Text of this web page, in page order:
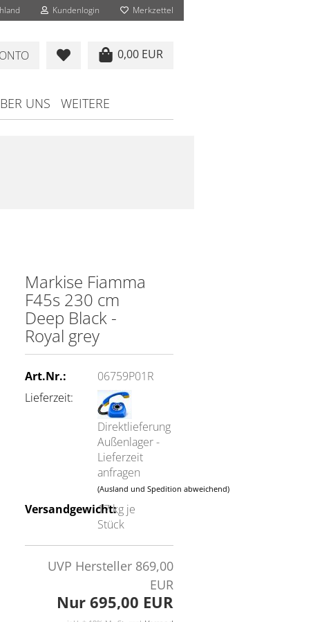
Kundenlogin Merkzettel
0,00 EUR
UNS WEITERE
Markise Fiamma
F45s 230 cm
Deep Black -
Royal grey
Art.Nr.:
06759P01R
Lieferzeit:
Direktlieferung
Außenlager -
Lieferzeit
anfragen
(Ausland und Spedition abweichend)
Versandgewicht:
17kg je
Stück
UVP Hersteller 869,00
EUR
Nur 695,00 EUR